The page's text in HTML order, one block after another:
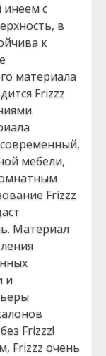
инеем с
в
к
материала
Frizzz
мебели,
Frizzz
Материал
и
Frizzz!
Frizzz очень